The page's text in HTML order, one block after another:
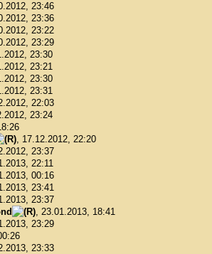
23:46
23:36
23:22
23:29
23:30
23:21
23:30
23:31
22:03
23:24
, 17.12.2012, 22:20
23:37
22:11
00:16
23:41
23:37
, 23.01.2013, 18:41
23:29
23:33